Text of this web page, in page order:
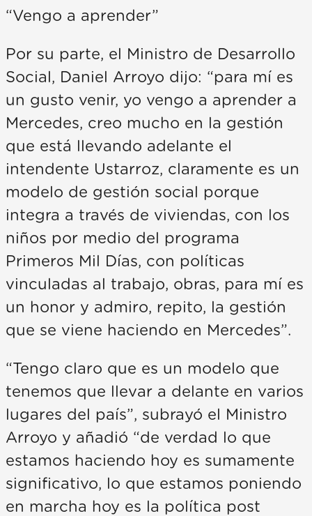
“Vengo a aprender”
Por su parte, el Ministro de Desarrollo
Social, Daniel Arroyo dijo: “para mí es
un gusto venir, yo vengo a aprender a
Mercedes, creo mucho en la gestión
que está llevando adelante el
intendente Ustarroz, claramente es un
modelo de gestión social porque
integra a través de viviendas, con los
niños por medio del programa
Primeros Mil Días, con políticas
vinculadas al trabajo, obras, para mí es
un honor y admiro, repito, la gestión
que se viene haciendo en Mercedes”.
“Tengo claro que es un modelo que
tenemos que llevar a delante en varios
lugares del país”, subrayó el Ministro
Arroyo y añadió “de verdad lo que
estamos haciendo hoy es sumamente
significativo, lo que estamos poniendo
en marcha hoy es la política post